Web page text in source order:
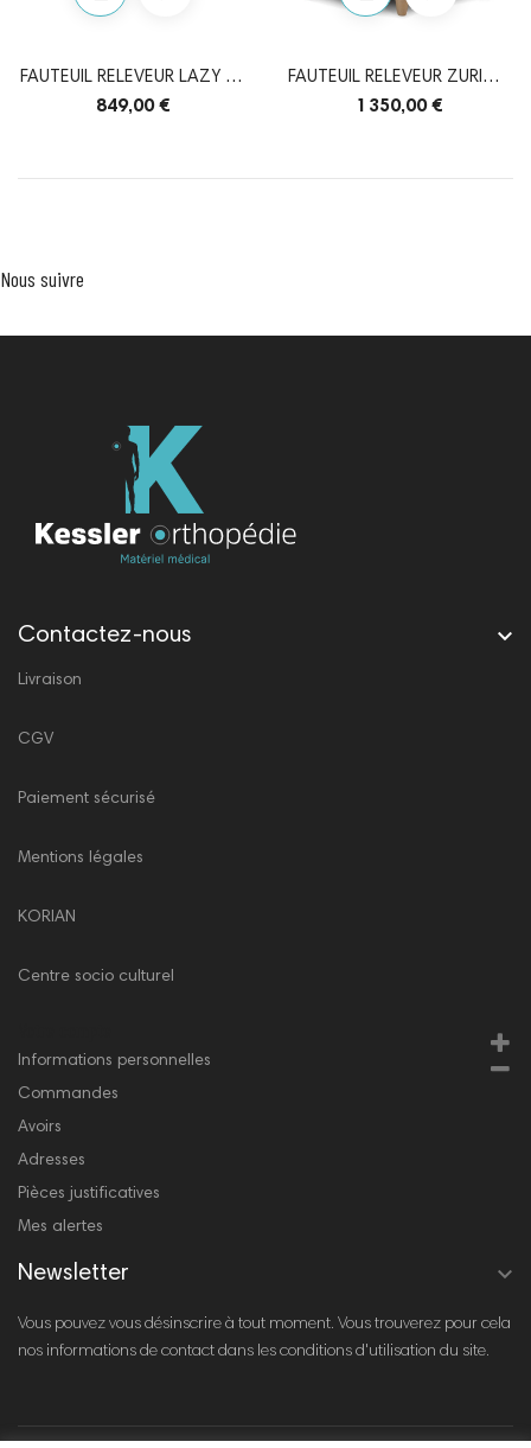
FAUTEUIL RELEVEUR LAZY UP
1 MOTEUR
849,00 €
FAUTEUIL RELEVEUR ZURICH
2 MOTEURS
1 350,00 €
Nous suivre
Contactez-nous 
Livraison
CGV
Paiement sécurisé
Mentions légales
KORIAN
Centre socio culturel
Informations personnelles
Commandes
Avoirs
Adresses
Pièces justificatives
Mes alertes
Newsletter 
Vous pouvez vous désinscrire à tout moment. Vous trouverez pour cela
nos informations de contact dans les conditions d'utilisation du site.